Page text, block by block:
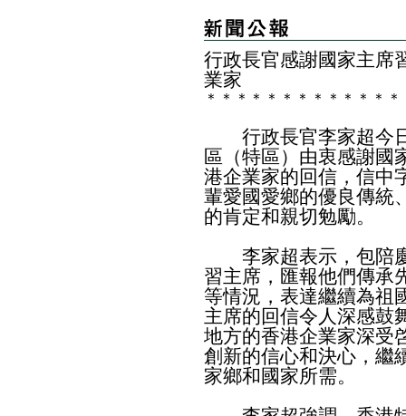
行政長官感謝國家主席
業家
＊ ＊ ＊ ＊ ＊ ＊ ＊ ＊ ＊ ＊ ＊ ＊ ＊
行政長官李家超今日
區（特區）由衷感謝國
港企業家的回信，信中
輩愛國愛鄉的優良傳統
的肯定和親切勉勵。
李家超表示，包陪慶
習主席，匯報他們傳承
等情況，表達繼續為祖
主席的回信令人深感鼓
地方的香港企業家深受
創新的信心和決心，繼
家鄉和國家所需。